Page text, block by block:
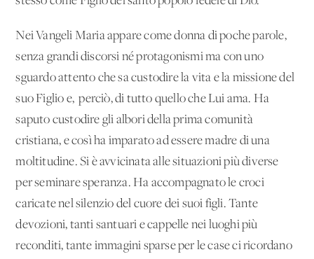
Nei Vangeli Maria appare come donna di poche parole,
senza grandi discorsi né protagonismi ma con uno
sguardo attento che sa custodire la vita e la missione del
suo Figlio e, perciò, di tutto quello che Lui ama. Ha
saputo custodire gli albori della prima comunità
cristiana, e così ha imparato ad essere madre di una
moltitudine. Si è avvicinata alle situazioni più diverse
per seminare speranza. Ha accompagnato le croci
caricate nel silenzio del cuore dei suoi figli. Tante
devozioni, tanti santuari e cappelle nei luoghi più
reconditi, tante immagini sparse per le case ci ricordano